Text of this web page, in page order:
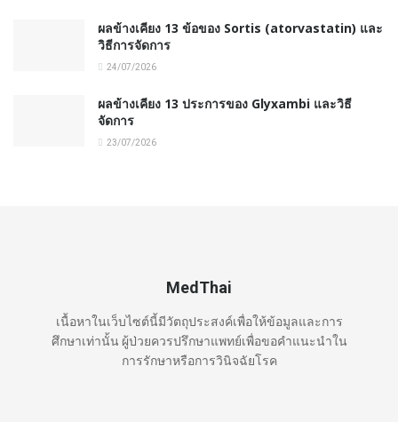
ผลข้างเคียง 13 ข้อของ Sortis (atorvastatin) และ
วิธีการจัดการ
24/07/2026
ผลข้างเคียง 13 ประการของ Glyxambi และวิธี
จัดการ
23/07/2026
MedThai
เนื้อหาในเว็บไซต์นี้มีวัตถุประสงค์เพื่อให้ข้อมูลและการ
ศึกษาเท่านั้น ผู้ป่วยควรปรึกษาแพทย์เพื่อขอคำแนะนำใน
การรักษาหรือการวินิจฉัยโรค